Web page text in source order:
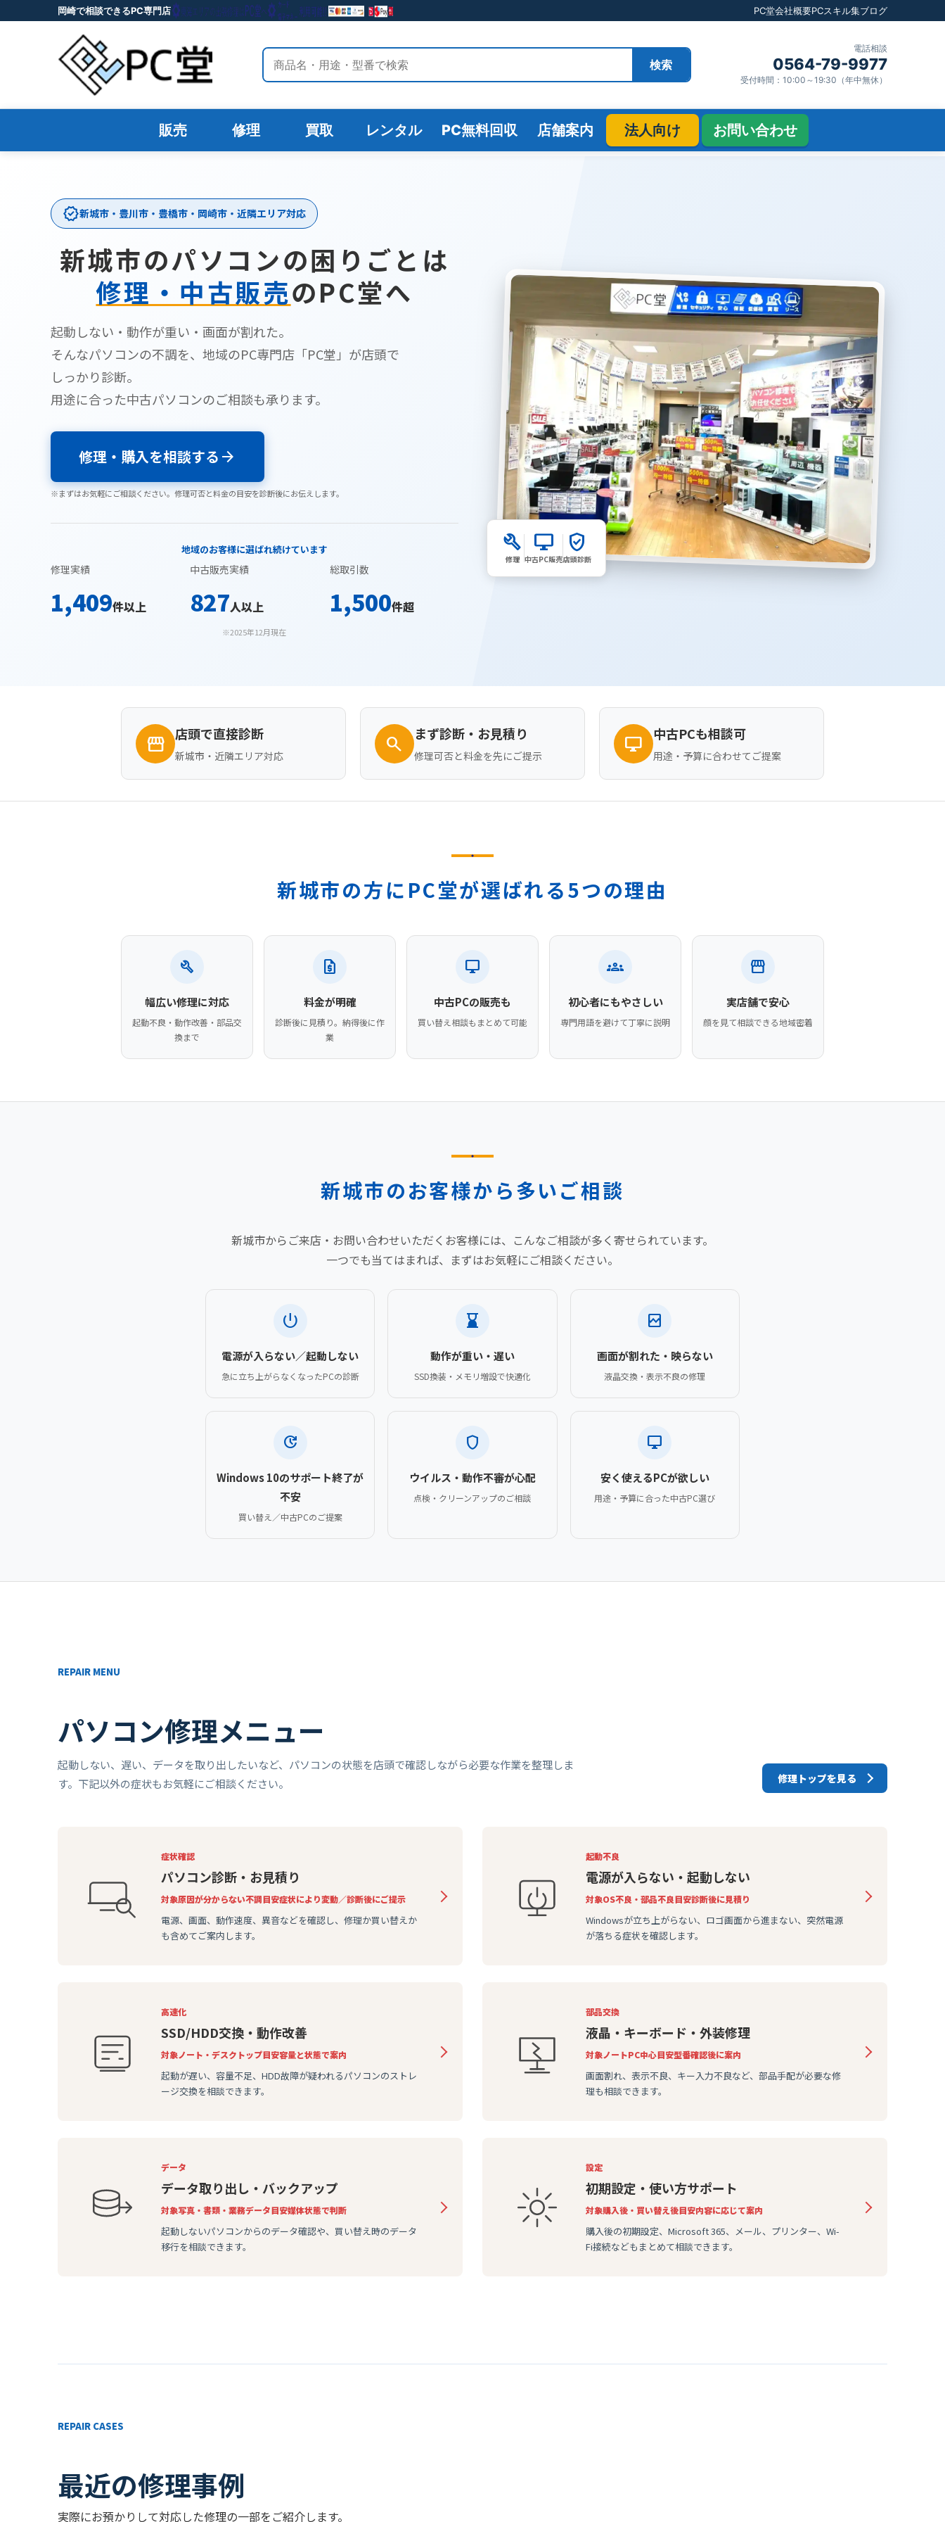
岡崎で相談できるPC専門店 PC堂会社概要PCスキル集ブログ
サイト内検索
検索
電話相談
0564-79-9977
受付時間：10:00～19:30（年中無休）
販売 修理 買取 レンタル PC無料回収 店舗案内 法人向け お問い合わせ
verified新城市・豊川市・豊橋市・岡崎市・近隣エリア対応
新城市のパソコンの困りごとは
修理・中古販売のPC堂へ
起動しない・動作が重い・画面が割れた。
そんなパソコンの不調を、地域のPC専門店「PC堂」が店頭で
しっかり診断。
用途に合った中古パソコンのご相談も承ります。
修理・購入を相談する arrow_forward
※まずはお気軽にご相談ください。修理可否と料金の目安を診断後にお伝えします。
地域のお客様に選ばれ続けています
修理実績
1,409件以上
中古販売実績
827人以上
総取引数
1,500件超
※2025年12月現在
build
修理
desktop_windows
中古PC販売
verified_user
店頭診断
storefront 店頭で直接診断
新城市・近隣エリア対応
search まず診断・お見積り
修理可否と料金を先にご提示
desktop_windows 中古PCも相談可
用途・予算に合わせてご提案
新城市の方にPC堂が選ばれる5つの理由
build
幅広い修理に対応
起動不良・動作改善・部品交
換まで
request_quote
料金が明確
診断後に見積り。納得後に作
業
desktop_windows
中古PCの販売も
買い替え相談もまとめて可能
groups
初心者にもやさしい
専門用語を避けて丁寧に説明
storefront
実店舗で安心
顔を見て相談できる地域密着
新城市のお客様から多いご相談
新城市からご来店・お問い合わせいただくお客様には、こんなご相談が多く寄せられています。
一つでも当てはまれば、まずはお気軽にご相談ください。
power_settings_new
電源が入らない／起動しない
急に立ち上がらなくなったPCの診断
hourglass_bottom
動作が重い・遅い
SSD換装・メモリ増設で快適化
broken_image
画面が割れた・映らない
液晶交換・表示不良の修理
update
Windows 10のサポート終了が
不安
買い替え／中古PCのご提案
shield
ウイルス・動作不審が心配
点検・クリーンアップのご相談
desktop_windows
安く使えるPCが欲しい
用途・予算に合った中古PC選び
REPAIR MENU
パソコン修理メニュー
起動しない、遅い、データを取り出したいなど、パソコンの状態を店頭で確認しながら必要な作業を整理しま
す。下記以外の症状もお気軽にご相談ください。
修理トップを見る
症状確認
パソコン診断・お見積り
電源、画面、動作速度、異音などを確認し、修理か買い替えか
も含めてご案内します。
対象原因が分からない不調目安症状により変動／診断後にご提示
起動不良
電源が入らない・起動しない
Windowsが立ち上がらない、ロゴ画面から進まない、突然電源
が落ちる症状を確認します。
対象OS不良・部品不良目安診断後に見積り
高速化
SSD/HDD交換・動作改善
起動が遅い、容量不足、HDD故障が疑われるパソコンのストレ
ージ交換を相談できます。
対象ノート・デスクトップ目安容量と状態で案内
部品交換
液晶・キーボード・外装修理
画面割れ、表示不良、キー入力不良など、部品手配が必要な修
理も相談できます。
対象ノートPC中心目安型番確認後に案内
データ
データ取り出し・バックアップ
起動しないパソコンからのデータ確認や、買い替え時のデータ
移行を相談できます。
対象写真・書類・業務データ目安媒体状態で判断
設定
初期設定・使い方サポート
購入後の初期設定、Microsoft 365、メール、プリンター、Wi-
Fi接続などもまとめて相談できます。
対象購入後・買い替え後目安内容に応じて案内
REPAIR CASES
最近の修理事例
実際にお預かりして対応した修理の一部をご紹介します。